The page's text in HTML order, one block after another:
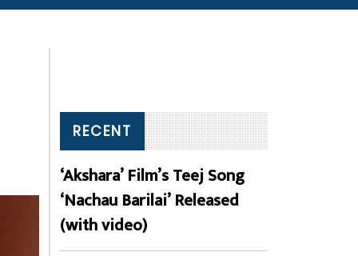
RECENT
‘Akshara’ Film’s Teej Song
‘Nachau Barilai’ Released
(with video)